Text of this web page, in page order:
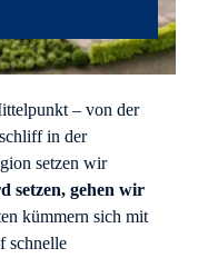
– von der
in der
setzen wir
setzen, gehen wir
kümmern sich mit
schnelle